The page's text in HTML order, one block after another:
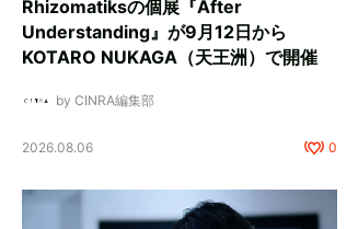
Rhizomatiksの個展『After
Understanding』が9月12日から
KOTARO NUKAGA（天王洲）で開催
by CINRA編集部
2026.08.06 0